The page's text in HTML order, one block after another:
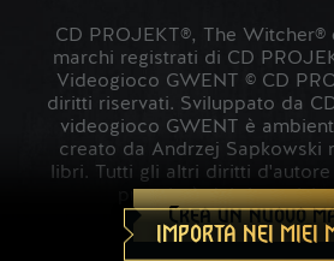
Crea un nuovo
IMPORTA NEI MIEI
CD PROJEKT®, The Witcher®
marchi registrati di CD
Videogioco GWENT © CD
diritti riservati. Sviluppato da
videogioco GWENT è
creato da Andrzej Sapkowski
libri. Tutti gli altri diritti
proprietà dei rispettivi